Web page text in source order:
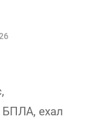
БПЛА, ехал